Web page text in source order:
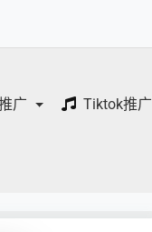
广 Tiktok推广